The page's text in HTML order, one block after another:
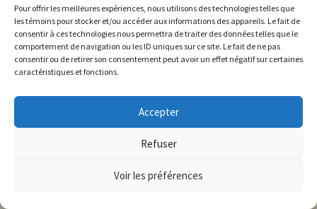
Pour offrir les meilleures expériences, nous utilisons des technologies telles que
les témoins pour stocker et/ou accéder aux informations des appareils. Le fait de
consentir à ces technologies nous permettra de traiter des données telles que le
comportement de navigation ou les ID uniques sur ce site. Le fait de ne pas
consentir ou de retirer son consentement peut avoir un effet négatif sur certaines
caractéristiques et fonctions.
Accepter
Refuser
Voir les préférences